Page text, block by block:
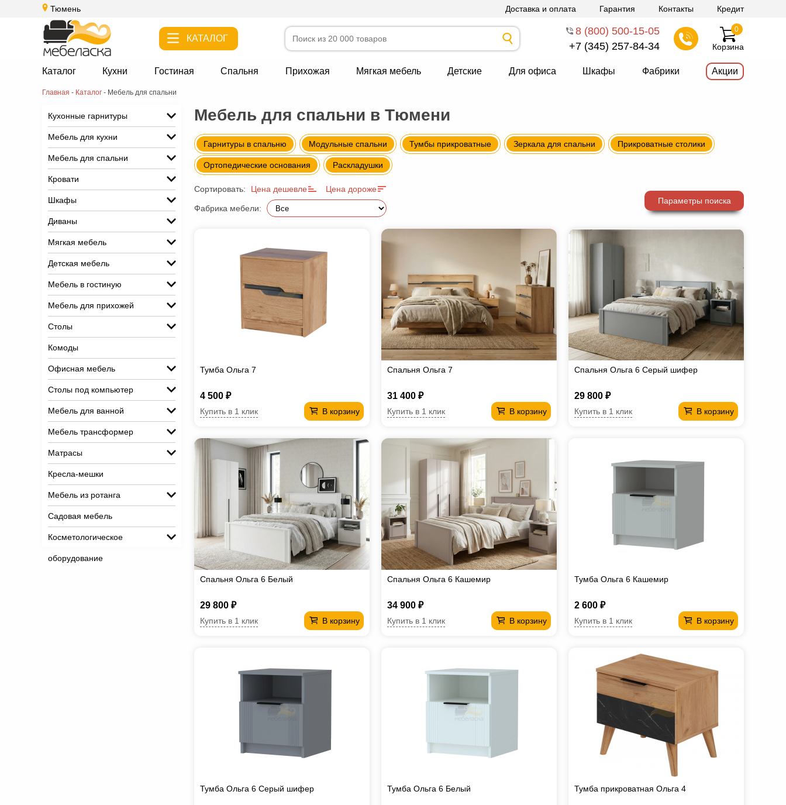
Тюмень Доставка и оплата Гарантия Контакты Кредит
КАТАЛОГ
8 (800) 500-15-05
+7 (345) 257-84-34
Корзина
0
Каталог Кухни Гостиная Спальня Прихожая Мягкая мебель Детские Для офиса Шкафы Фабрики Акции
Главная - Каталог - Мебель для спальни
Кухонные гарнитуры
Мебель для кухни
Мебель для спальни
Кровати
Шкафы
Диваны
Мягкая мебель
Детская мебель
Мебель в гостиную
Мебель для прихожей
Столы
Комоды
Офисная мебель
Столы под компьютер
Мебель для ванной
Мебель трансформер
Матрасы
Кресла-мешки
Мебель из ротанга
Садовая мебель
Косметологическое
оборудование
Мебель для спальни в Тюмени
Гарнитуры в спальню Модульные спальни Тумбы прикроватные Зеркала для спальни Прикроватные столики
Ортопедические основания Раскладушки
Сортировать: Цена дешевле Цена дороже
Фабрика мебели:
Параметры поиска
Тумба Ольга 7
4 500 ₽
В корзину
Купить в 1 клик
Спальня Ольга 7
31 400 ₽
В корзину
Купить в 1 клик
Спальня Ольга 6 Серый шифер
29 800 ₽
В корзину
Купить в 1 клик
Спальня Ольга 6 Белый
29 800 ₽
В корзину
Купить в 1 клик
Спальня Ольга 6 Кашемир
34 900 ₽
В корзину
Купить в 1 клик
Тумба Ольга 6 Кашемир
2 600 ₽
В корзину
Купить в 1 клик
Тумба Ольга 6 Серый шифер Тумба Ольга 6 Белый Тумба прикроватная Ольга 4